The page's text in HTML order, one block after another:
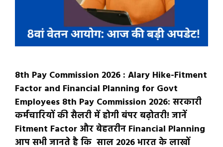
8th Pay Commission 2026 : Alary Hike-Fitment
Factor and Financial Planning for Govt
Employees 8th Pay Commission 2026: सरकारी
कर्मचारियों की सैलरी में होगी बंपर बढ़ोतरी! जानें
Fitment Factor और बेहतरीन Financial Planning
आप सभी जानते है कि साल 2026 भारत के लाखों